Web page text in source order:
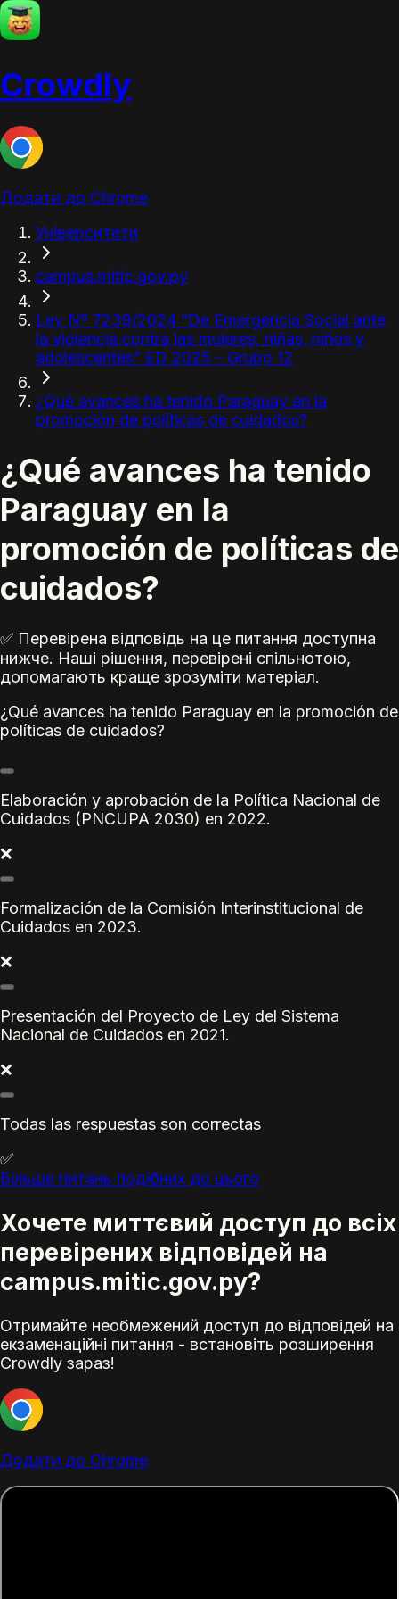
Crowdly
Додати до Chrome
Університети
campus.mitic.gov.py
Ley Nº 7239/2024 “De Emergencia Social ante
la violencia contra las mujeres, niñas, niños y
adolescentes” ED 2025 - Grupo 12
¿Qué avances ha tenido Paraguay en la
promoción de políticas de cuidados?
¿Qué avances ha tenido
Paraguay en la
promoción de políticas de
cuidados?
✅ Перевірена відповідь на це питання доступна
нижче. Наші рішення, перевірені спільнотою,
допомагають краще зрозуміти матеріал.
¿Qué avances ha tenido Paraguay en la promoción de
políticas de cuidados?
Elaboración y aprobación de la Política Nacional de
Cuidados (PNCUPA 2030) en 2022.
❌
Formalización de la Comisión Interinstitucional de
Cuidados en 2023.
❌
Presentación del Proyecto de Ley del Sistema
Nacional de Cuidados en 2021.
❌
Todas las respuestas son correctas
✅
Більше питань подібних до цього
Хочете миттєвий доступ до всіх
перевірених відповідей на
campus.mitic.gov.py?
Отримайте необмежений доступ до відповідей на
екзаменаційні питання - встановіть розширення
Crowdly зараз!
Додати до Chrome